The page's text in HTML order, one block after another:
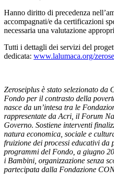
Hanno diritto di precedenza
accompagnati/e da certificazioni
necessaria una valutazione
Tutti i dettagli dei servizi del
dedicata: www.lalumaca.org/
Zeroseiplus è stato selezionato da
Fondo per il contrasto della
nasce da un’intesa tra le
rappresentate da Acri, il Forum
Governo. Sostiene interventi
natura economica, sociale e
fruizione dei processi educativi
programmi del Fondo, a giugno
i Bambini, organizzazione senza
partecipata dalla Fondazione